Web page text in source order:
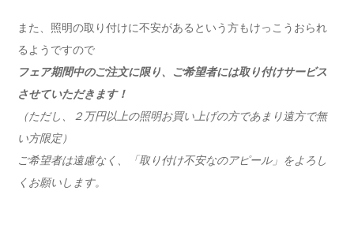
また、照明の取り付けに不安があるという方もけっこうおられ
るようですので
フェア期間中のご注文に限り、ご希望者には取り付けサービス
させていただきます！
（ただし、２万円以上の照明お買い上げの方であまり遠方で無
い方限定）
ご希望者は遠慮なく、「取り付け不安なのアピール」をよろし
くお願いします。